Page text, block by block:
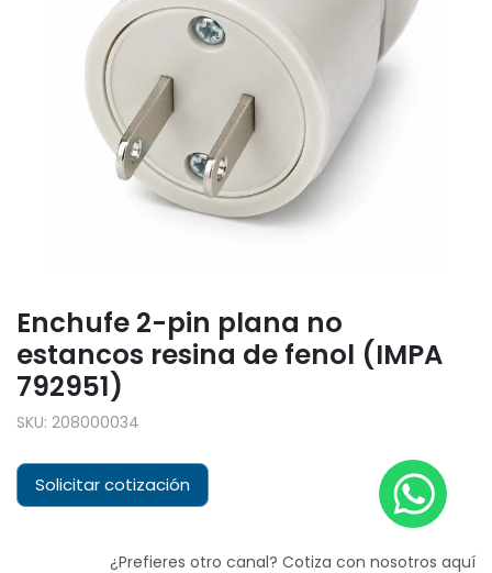
Enchufe 2-pin plana no
estancos resina de fenol (IMPA
792951)
SKU: 208000034
Solicitar cotización
¿Prefieres otro canal? Cotiza con nosotros aquí